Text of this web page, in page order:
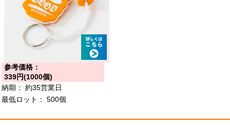
参考価格：
339円(1000個)
納期：
約35営業日
最低ロット：
500個